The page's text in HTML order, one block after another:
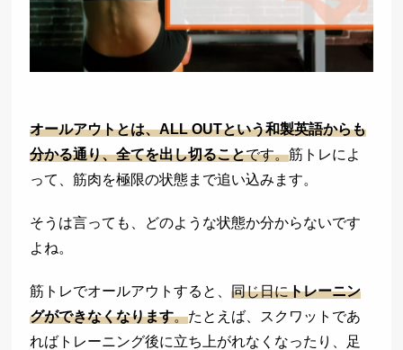
オールアウトとは、ALL OUTという和製英語からも
分かる通り、全てを出し切ることです。筋トレによ
って、筋肉を極限の状態まで追い込みます。
そうは言っても、どのような状態か分からないです
よね。
筋トレでオールアウトすると、同じ日にトレーニン
グができなくなります。たとえば、スクワットであ
ればトレーニング後に立ち上がれなくなったり、足